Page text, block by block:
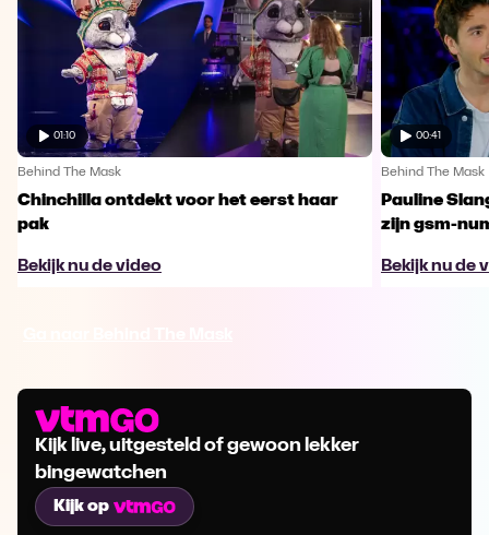
01:10
Behind The Mask
Chinchilla ontdekt voor het eerst haar
pak
Bekijk nu de video
00:41
Behind The Mask
Pauline
zijn gsm-
Bekijk nu de
Kijk live, uitgesteld of gewoon lekker
bingewatchen
Kijk op